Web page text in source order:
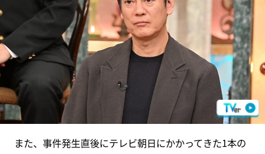
また、事件発生直後にテレビ朝日にかかってきた1本の